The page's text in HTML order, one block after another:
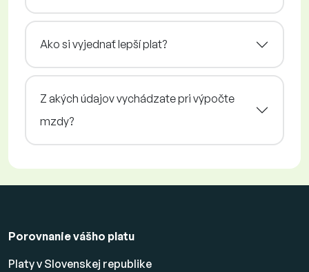
Ako si vyjednať lepší plat?
Z akých údajov vychádzate pri výpočte
mzdy?
Porovnanie vášho platu
Platy v Slovenskej republike